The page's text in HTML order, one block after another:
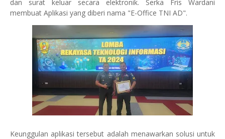
dan surat keluar secara elektronik. Serka Fris Wardani
membuat Aplikasi yang diberi nama "E-Office TNI AD".
Keunggulan aplikasi tersebut adalah menawarkan solusi untuk